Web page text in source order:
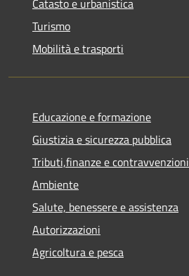
Catasto e urbanistica
Turismo
Mobilità e trasporti
Educazione e formazione
Giustizia e sicurezza pubblica
Tributi,finanze e contravvenzioni
Ambiente
Salute, benessere e assistenza
Autorizzazioni
Agricoltura e pesca